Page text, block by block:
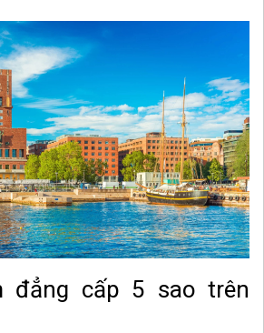
đẳng cấp 5 sao trên